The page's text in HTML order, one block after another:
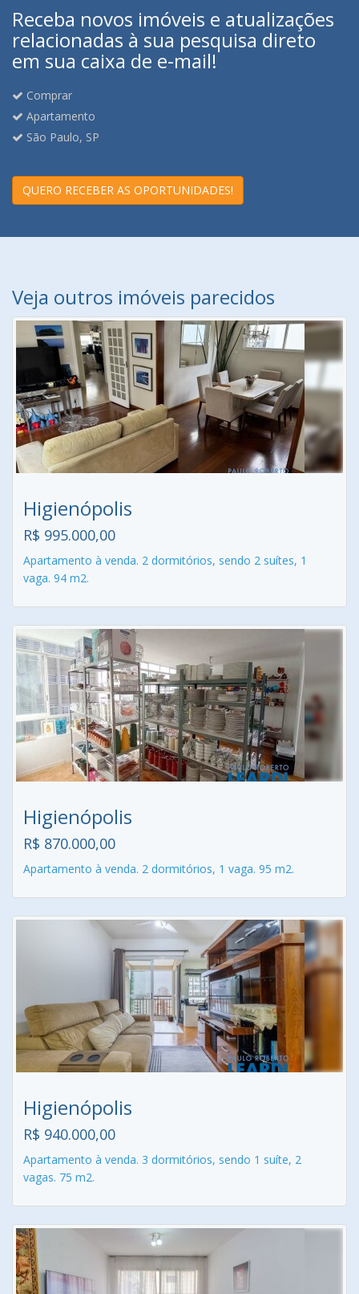
Receba novos imóveis e atualizações
relacionadas à sua pesquisa direto
em sua caixa de e-mail!
Comprar
Apartamento
São Paulo, SP
QUERO RECEBER AS OPORTUNIDADES!
Veja outros imóveis parecidos
Higienópolis
R$ 995.000,00
Apartamento à venda. 2 dormitórios, sendo 2 suítes, 1
vaga. 94 m2.
Higienópolis
R$ 870.000,00
Apartamento à venda. 2 dormitórios, 1 vaga. 95 m2.
Higienópolis
R$ 940.000,00
Apartamento à venda. 3 dormitórios, sendo 1 suíte, 2
vagas. 75 m2.